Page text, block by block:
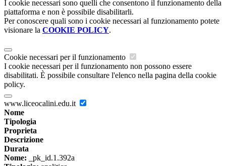
I cookie necessari sono quelli che consentono il funzionamento della
piattaforma e non è possibile disabilitarli.
Per conoscere quali sono i cookie necessari al funzionamento potete
visionare la COOKIE POLICY.
Cookie necessari per il funzionamento
I cookie necessari per il funzionamento non possono essere
disabilitati. È possibile consultare l'elenco nella pagina della cookie
policy.
www.liceocalini.edu.it
Nome
Tipologia
Proprieta
Descrizione
Durata
Nome: _pk_id.1.392a